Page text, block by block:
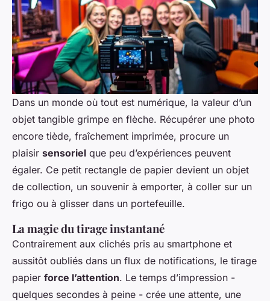
Dans un monde où tout est numérique, la valeur d’un
objet tangible grimpe en flèche. Récupérer une photo
encore tiède, fraîchement imprimée, procure un
plaisir sensoriel que peu d’expériences peuvent
égaler. Ce petit rectangle de papier devient un objet
de collection, un souvenir à emporter, à coller sur un
frigo ou à glisser dans un portefeuille.
La magie du tirage instantané
Contrairement aux clichés pris au smartphone et
aussitôt oubliés dans un flux de notifications, le tirage
papier force l’attention. Le temps d’impression -
quelques secondes à peine - crée une attente, une